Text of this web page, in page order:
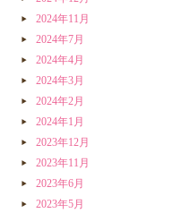
2024年11月
2024年7月
2024年4月
2024年3月
2024年2月
2024年1月
2023年12月
2023年11月
2023年6月
2023年5月